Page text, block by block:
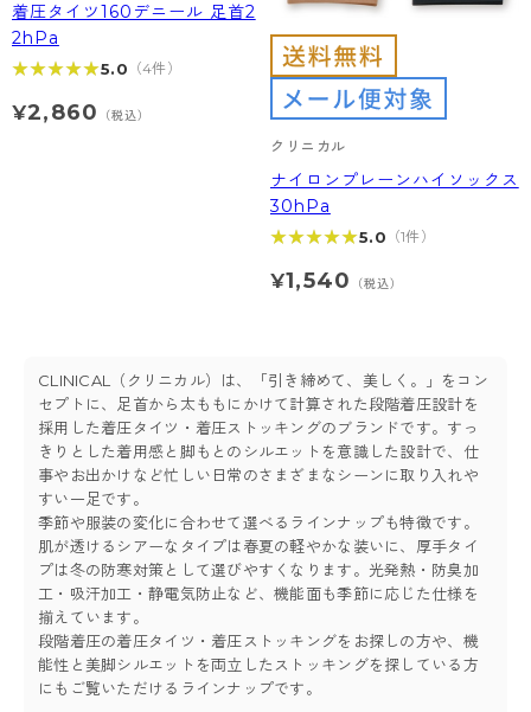
着圧タイツ160デニール 足首2
2hPa
★★★★★
★★★★★5.0 （4件）
¥2,860 （税込）
クリニカル
ナイロンプレーンハイソックス
30hPa
★★★★★
★★★★★5.0 （1件）
¥1,540 （税込）
CLINICAL（クリニカル）は、「引き締めて、美しく。」をコン
セプトに、足首から太ももにかけて計算された段階着圧設計を
採用した着圧タイツ・着圧ストッキングのブランドです。すっ
きりとした着用感と脚もとのシルエットを意識した設計で、仕
事やお出かけなど忙しい日常のさまざまなシーンに取り入れや
すい一足です。
季節や服装の変化に合わせて選べるラインナップも特徴です。
肌が透けるシアーなタイプは春夏の軽やかな装いに、厚手タイ
プは冬の防寒対策として選びやすくなります。光発熱・防臭加
工・吸汗加工・静電気防止など、機能面も季節に応じた仕様を
揃えています。
段階着圧の着圧タイツ・着圧ストッキングをお探しの方や、機
能性と美脚シルエットを両立したストッキングを探している方
にもご覧いただけるラインナップです。